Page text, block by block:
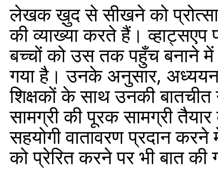
लेखक ख़ुद से सीखने को
की व्याख्या करते हैं।
बच्चों को उस तक पहुँच बनाने में
गया है। उनके अनुसार, अध्ययन
शिक्षकों के साथ उनकी बातचीत ने
सामग्री की पूरक सामग्री
सहयोगी वातावरण प्रदान
को प्रेरित करने पर भी बात की